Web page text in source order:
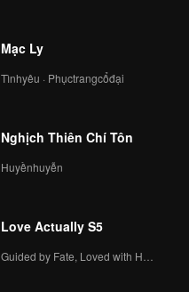
Mạc Ly
Tìnhyêu · Phụctrangcổđại
Nghịch Thiên Chí Tôn
Huyềnhuyễn
Love Actually S5